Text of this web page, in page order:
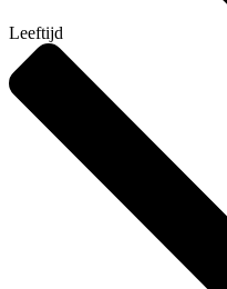
Leeftijd